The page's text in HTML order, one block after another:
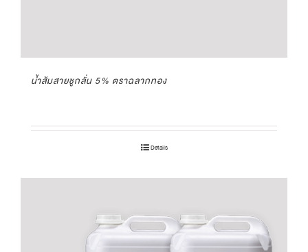
น้ำส้มสายชูกลั่น 5% ตราฉลากทอง
Details